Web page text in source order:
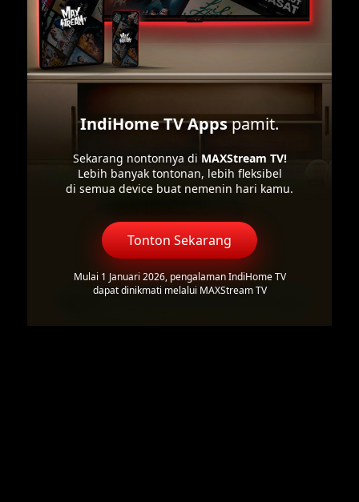
IndiHome TV Appspamit.
Sekarang nontonnya di MAXStream TV!
Lebih banyak tontonan, lebih fleksibel
di semua device buat nemenin hari kamu.
Tonton Sekarang
Mulai 1 Januari 2026, pengalaman IndiHome TV
dapat dinikmati melalui MAXStream TV